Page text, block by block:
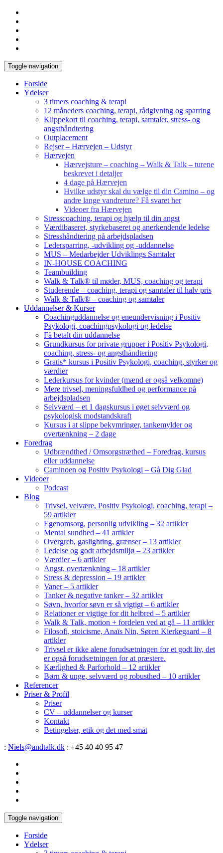
Toggle navigation
Forside
Ydelser
3 timers coaching & terapi
12 måneders coaching, terapi, rådgivning og sparring
Klippekort til coaching, terapi, samtaler, stress- og
angsthåndtering
Outplacement
Rejser – Hærvejen – Udstyr
Hærvejen
Hærvejsture – coaching – Walk & Talk – turene
beskrevet i detaljer
4 dage på Hærvejen
Hvilke udstyr skal du vælge til din Camino – og
andre lange vandreture? Få svaret her
Videoer fra Hærvejen
Stresscoaching, terapi og hjælp til din angst
Værdibaseret, styrkebaseret og anerkendende ledelse
Stresshåndtering på arbejdspladsen
Ledersparring, -udvikling og -uddannelse
MUS – Medarbejder Udviklings Samtaler
IN-HOUSE COACHING
Teambuilding
Walk & Talk® til møder, MUS, coaching og terapi
Studerende – coaching, terapi og samtaler til halv pris
Walk & Talk® – coaching og samtaler
Uddannelser & Kurser
Coachinguddannelse og eneundervisning i Positiv
Psykologi, coachingpsykologi og ledelse
Få betalt din uddannelse
Grundkursus for private grupper i Positiv Psykologi,
coaching, stress- og angsthåndtering
Gratis* kursus i Positiv Psykologi, coaching, styrker og
værdier
Lederkursus for kvinder (mænd er også velkomne)
Mere trivsel, meningsfuldhed og performance på
arbejdspladsen
Selvværd – et 1 dagskursus i øget selvværd og
psykologisk modstandskraft
Kursus i at slippe bekymringer, tankemylder og
overtænkning – 2 dage
Foredrag
Udbrændthed / Omsorgstræthed – Foredrag, kursus
eller uddannelse
Caminoen og Positiv Psykologi – Gå Dig Glad
Videoer
Podcast
Blog
Trivsel, velvære, Positiv Psykologi, coaching, terapi –
59 artikler
Egenomsorg, personlig udvikling – 32 artikler
Mental sundhed – 41 artikler
Overgreb, gaslighting, grænser – 13 artikler
Ledelse og godt arbejdsmiljø – 23 artikler
Værdier – 6 artikler
Angst, overtænkning – 18 artikler
Stress & depression – 19 artikler
Vaner – 5 artikler
Tanker & negative tanker – 32 artikler
Søvn, hvorfor søvn er så vigtigt – 6 artikler
Relationer er vigtige for dit helbred – 5 artikler
Walk & Talk, motion + fordelen ved at gå – 11 artikler
Filosofi, stoicisme, Anaïs Nin, Søren Kierkegaard – 8
artikler
Trivsel er ikke alene forudsætningen for et godt liv, det
er også forudsætningen for at præstere.
Kærlighed & Parforhold – 12 artikler
Børn & unge, selvværd og robusthed – 10 artikler
Referencer
Priser & Profil
Priser
CV – uddannelser og kurser
Kontakt
Betingelser, etik og det med småt
: Niels@andtalk.dk : +45 40 40 95 47
Toggle navigation
Forside
Ydelser